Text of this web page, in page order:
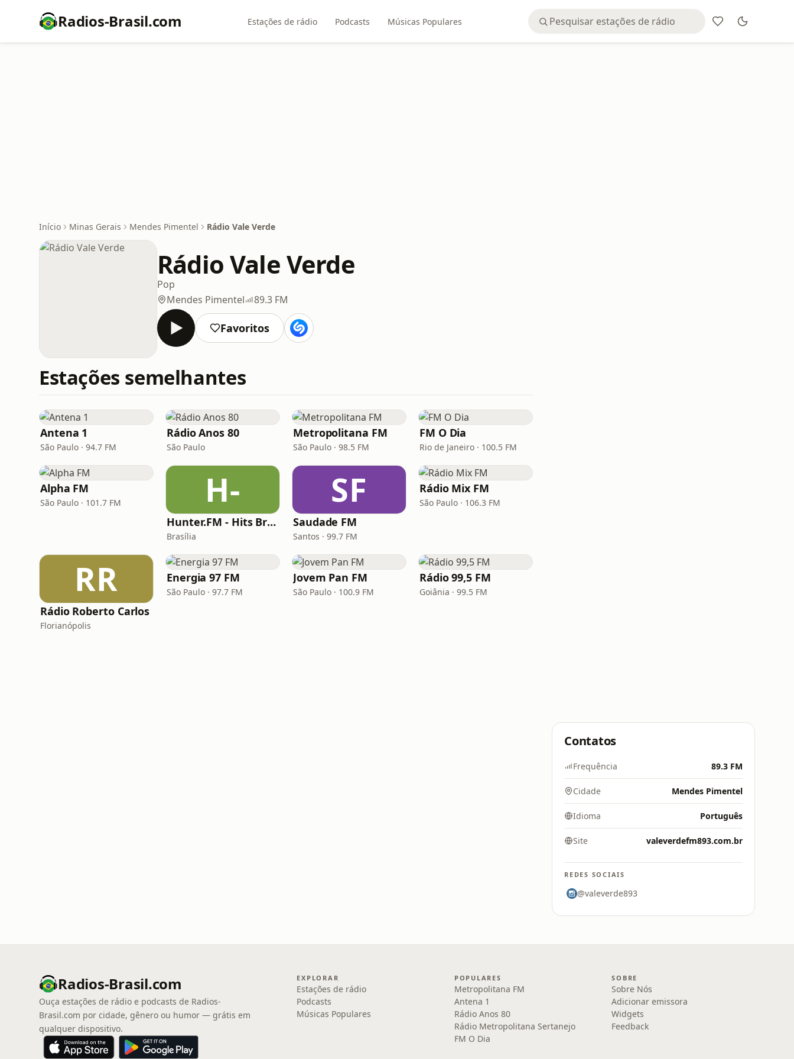
Radios-Brasil.com Estações de rádio Podcasts Músicas Populares
Início Minas Gerais Mendes Pimentel Rádio Vale Verde
Rádio Vale Verde
Pop
Mendes Pimentel
89.3 FM
Favoritos
Estações semelhantes
Antena 1
São Paulo · 94.7 FM
Rádio Anos 80
São Paulo
Metropolitana FM
São Paulo · 98.5 FM
FM O Dia
Rio de Janeiro · 100.5 FM
Alpha FM
São Paulo · 101.7 FM H-
Hunter.FM - Hits Brasil
Brasília
SF
Saudade FM
Santos · 99.7 FM
Rádio Mix FM
São Paulo · 106.3 FM
RR
Rádio Roberto Carlos
Florianópolis
Energia 97 FM
São Paulo · 97.7 FM
Jovem Pan FM
São Paulo · 100.9 FM
Rádio 99,5 FM
Goiânia · 99.5 FM
Contatos
Frequência 89.3 FM
Cidade Mendes Pimentel
Idioma Português
Site valeverdefm893.com.br
REDES SOCIAIS
@valeverde893
Radios-Brasil.com
Ouça estações de rádio e podcasts de Radios-
Brasil.com por cidade, gênero ou humor — grátis em
qualquer dispositivo.
EXPLORAR
Estações de rádio
Podcasts
Músicas Populares
POPULARES
Metropolitana FM
Antena 1
Rádio Anos 80
Rádio Metropolitana Sertanejo
FM O Dia
SOBRE
Sobre Nós
Adicionar emissora
Widgets
Feedback